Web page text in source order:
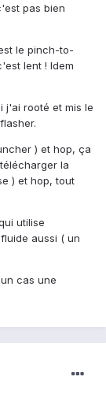
pas bien
le pinch-to-
lent ! Idem
j'ai rooté et mis le
) et hop, ça
la
) et hop, tout
utilise
aussi ( un
cas une